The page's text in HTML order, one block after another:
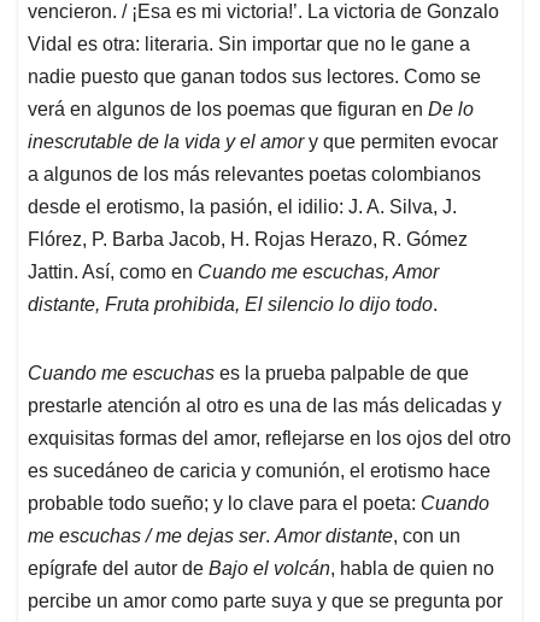
vencieron. / ¡Esa es mi victoria!’. La victoria de Gonzalo
Vidal es otra: literaria. Sin importar que no le gane a
nadie puesto que ganan todos sus lectores. Como se
verá en algunos de los poemas que figuran en De lo
inescrutable de la vida y el amory que permiten evocar
a algunos de los más relevantes poetas colombianos
desde el erotismo, la pasión, el idilio: J. A. Silva, J.
Flórez, P. Barba Jacob, H. Rojas Herazo, R. Gómez
Jattin. Así, como en Cuando me escuchas, Amor
distante, Fruta prohibida, El silencio lo dijo todo.
Cuando me escuchas es la prueba palpable de que
prestarle atención al otro es una de las más delicadas y
exquisitas formas del amor, reflejarse en los ojos del otro
es sucedáneo de caricia y comunión, el erotismo hace
probable todo sueño; y lo clave para el poeta: Cuando
me escuchas / me dejas ser. Amor distante, con un
epígrafe del autor de Bajo el volcán, habla de quien no
percibe un amor como parte suya y que se pregunta por